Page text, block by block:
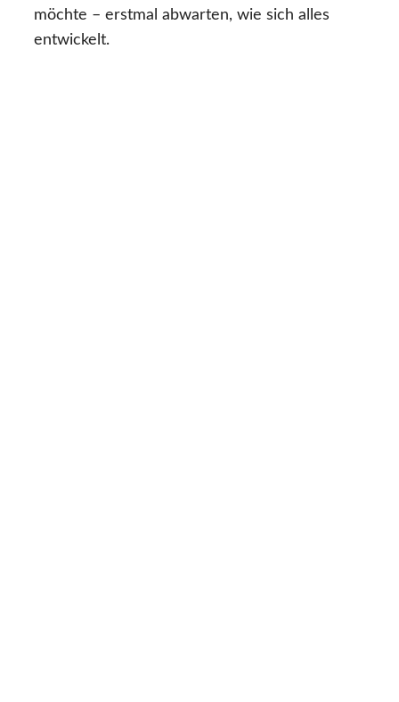
möchte – erstmal abwarten, wie sich alles
entwickelt.